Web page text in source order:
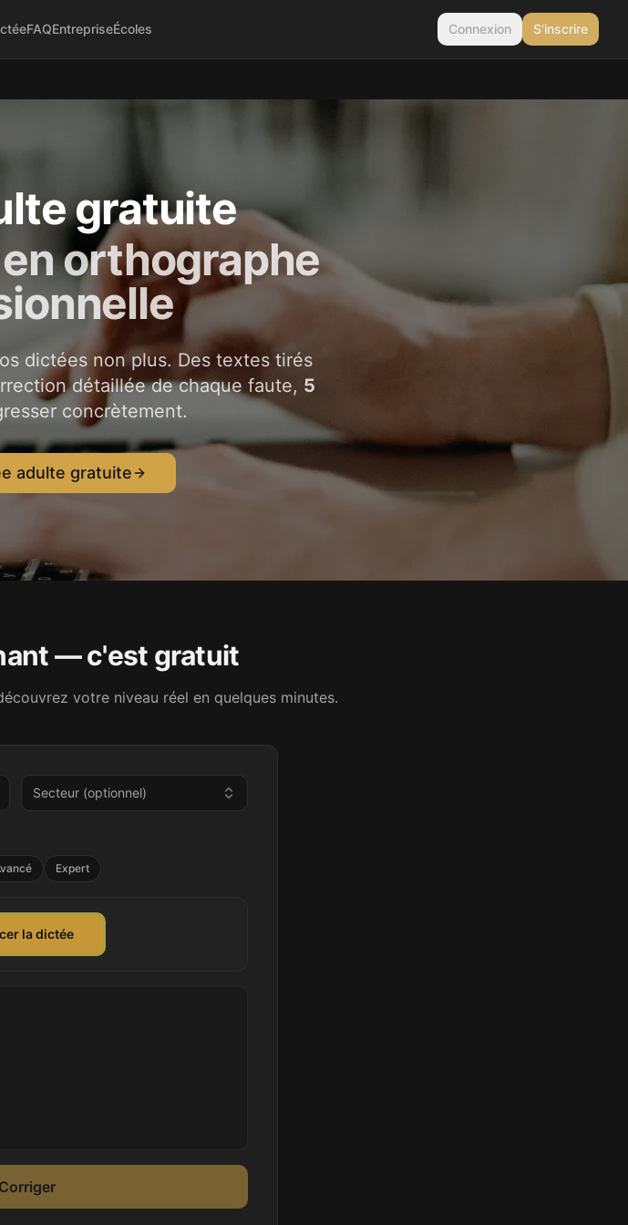
FAQEntrepriseÉcoles Connexion S'inscrire
gratuite
orthographe
dictées non plus. Des textes tirés
détaillée de chaque faute, 5
concrètement.
adulte gratuite
— c'est gratuit
votre niveau réel en quelques minutes.
Expert
la dictée
Corriger